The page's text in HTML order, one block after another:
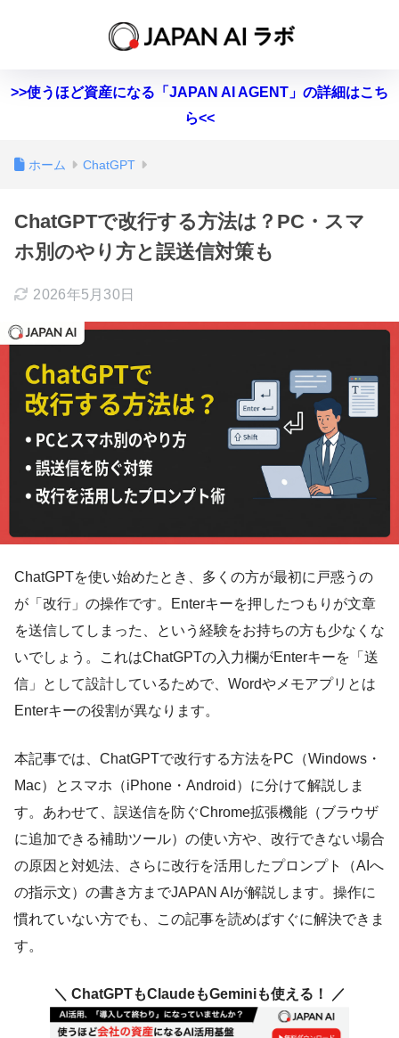
>>使うほど資産になる「JAPAN AI AGENT」の詳細はこち
ら<<
ホーム ChatGPT
ChatGPTで改行する方法は？PC・スマ
ホ別のやり方と誤送信対策も
2026年5月30日
ChatGPTを使い始めたとき、多くの方が最初に戸惑うの
が「改行」の操作です。Enterキーを押したつもりが文章
を送信してしまった、という経験をお持ちの方も少なくな
いでしょう。これはChatGPTの入力欄がEnterキーを「送
信」として設計しているためで、Wordやメモアプリとは
Enterキーの役割が異なります。
本記事では、ChatGPTで改行する方法をPC（Windows・
Mac）とスマホ（iPhone・Android）に分けて解説しま
す。あわせて、誤送信を防ぐChrome拡張機能（ブラウザ
に追加できる補助ツール）の使い方や、改行できない場合
の原因と対処法、さらに改行を活用したプロンプト（AIへ
の指示文）の書き方までJAPAN AIが解説します。操作に
慣れていない方でも、この記事を読めばすぐに解決できま
す。
＼ ChatGPTもClaudeもGeminiも使える！ ／